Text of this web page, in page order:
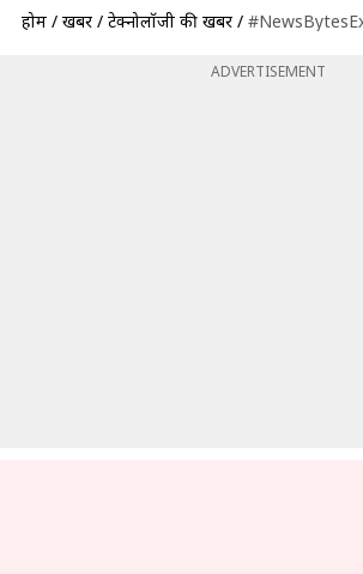
होम / खबरें / टेक्नोलॉजी की खबरें / #NewsBytesExplainer: चंद्रयान-3 की
ADVERTISEMENT